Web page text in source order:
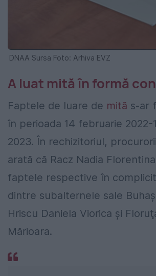
DNAA Sursa Foto: Arhiva EVZ
A luat mită în formă
Faptele de luare de mită s-ar
în perioada 14 februarie 2022-
2023. În rechizitoriul,
arată că Racz Nadia
faptele respective în
dintre subalternele sale
Hriscu Daniela Viorica şi
Mărioara.